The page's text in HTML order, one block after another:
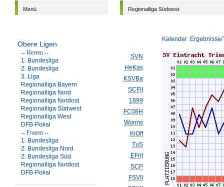
Menü
Obere Ligen
-- Herren --
1. Bundesliga
2. Bundesliga
3. Liga
Regionalliga Bayern
Regionalliga Nord
Regionalliga Nordost
Regionalliga Südwest
Regionalliga West
DFB-Pokal
-- Frauen --
1. Bundesliga
2. Bundesliga Nord
2. Bundesliga Süd
Regionalliga Nordost
DFB-Pokal
Regionalliga Südwest
Kalender
SVN
HeKas
KSVBa
SCFII
1899
FC08H
Worms
KiOff
TuS
EFrII
SCP
FSVII